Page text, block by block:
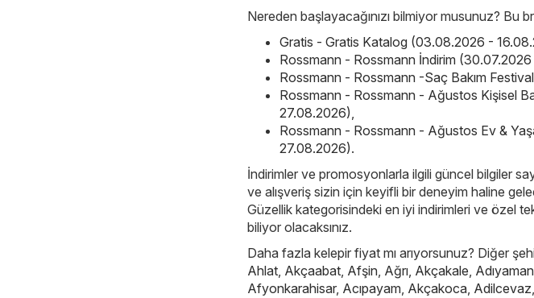
Nereden başlayacağınızı bilmiyor musunuz? Bu
Gratis - Gratis Katalog (03.08.2026 -
Rossmann - Rossmann İndirim
Rossmann - Rossmann -Saç Bakım
Rossmann - Rossmann - Ağustos Kişisel
27.08.2026),
Rossmann - Rossmann - Ağustos Ev &
27.08.2026).
İndirimler ve promosyonlarla ilgili güncel bilgiler
ve alışveriş sizin için keyifli bir deneyim haline
Güzellik kategorisindeki en iyi indirimleri ve özel
biliyor olacaksınız.
Daha fazla kelepir fiyat mı arıyorsunuz? Diğer
Ahlat, Akçaabat, Afşin, Ağrı, Akçakale, Adıyaman
Afyonkarahisar, Acıpayam, Akçakoca, Adilcevaz,